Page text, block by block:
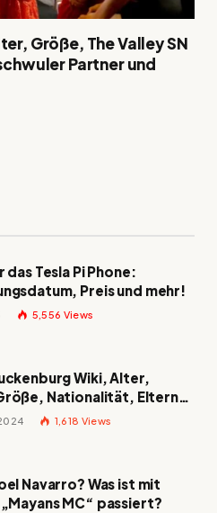
Größe, The Valley SN
Partner und
das Tesla Pi Phone:
Preis und mehr!
5,556 Views
Wiki, Alter,
Nationalität, Eltern
1,618 Views
Navarro? Was ist mit
MC“ passiert?